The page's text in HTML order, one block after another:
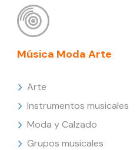
Música Moda Arte
Arte
Instrumentos musicales
Moda y Calzado
Grupos musicales